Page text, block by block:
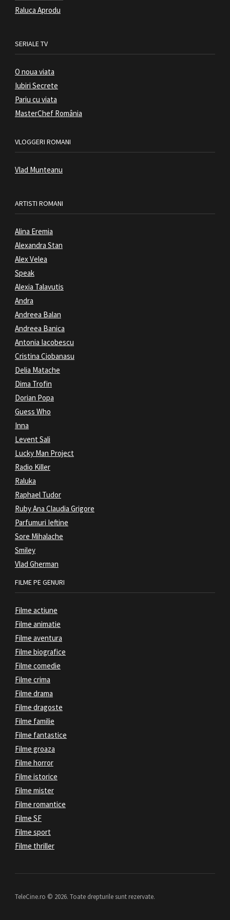
Raluca Aprodu
SERIALE TV
O noua viata
Iubiri Secrete
Pariu cu viata
MasterChef România
VLOGGERI ROMANI
Vlad Munteanu
ARTISTI ROMANI
Alina Eremia
Alexandra Stan
Alex Velea
Speak
Alexia Talavutis
Andra
Andreea Balan
Andreea Banica
Antonia Iacobescu
Cristina Ciobanasu
Delia Matache
Dima Trofin
Dorian Popa
Guess Who
Inna
Levent Sali
Lucky Man Project
Radio Killer
Raluka
Raphael Tudor
Ruby Ana Claudia Grigore
Parfumuri Ieftine
Sore Mihalache
Smiley
Vlad Gherman
FILME PE GENURI
Filme actiune
Filme animatie
Filme aventura
Filme biografice
Filme comedie
Filme crima
Filme drama
Filme dragoste
Filme familie
Filme fantastice
Filme groaza
Filme horror
Filme istorice
Filme mister
Filme romantice
Filme SF
Filme sport
Filme thriller
TeleCine.ro © 2026. Toate drepturile sunt rezervate.